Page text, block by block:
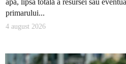
apă, lipsa totală a resursei sau
primarului...
4 august 2026